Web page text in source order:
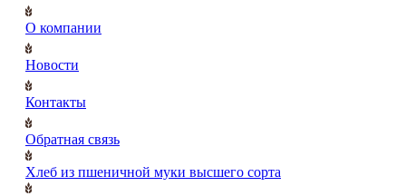
О компании
Новости
Контакты
Обратная связь
Хлеб из пшеничной муки высшего сорта